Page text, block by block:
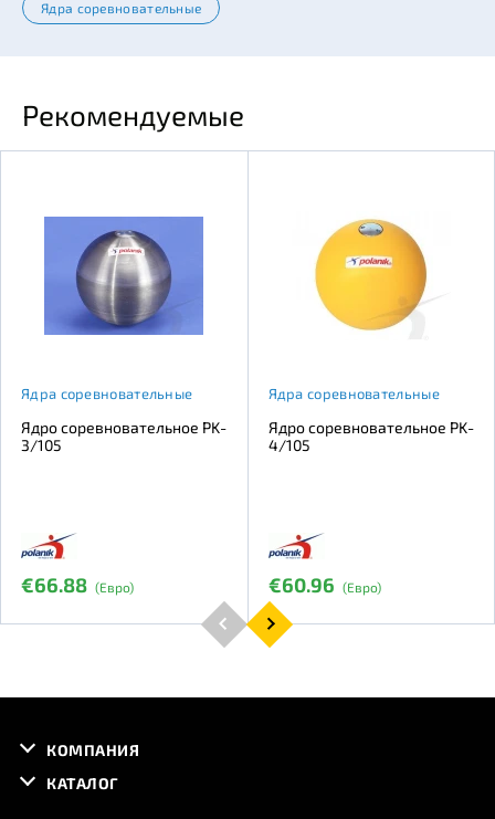
Ядра соревновательные
Рекомендуемые
Ядра соревновательные
Ядро соревновательное PK-
3/105
€66.88 (Евро)
Ядра соревновательные
Ядро соревновательное PK-
4/105
€60.96 (Евро)
КОМПАНИЯ
КАТАЛОГ